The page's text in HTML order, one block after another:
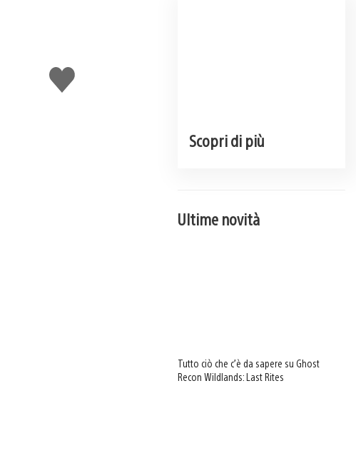
Mi
piace
Scopri di più
Ultime novità
Tutto ciò che c’è da sapere su Ghost
Recon Wildlands: Last Rites